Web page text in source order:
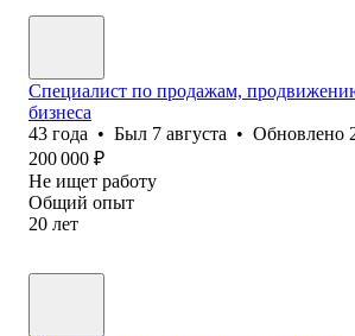
Специалист по продажам,
бизнеса
43 года • Был 7 августа • Обновлено
200 000 ₽
Не ищет работу
Общий опыт
20 лет